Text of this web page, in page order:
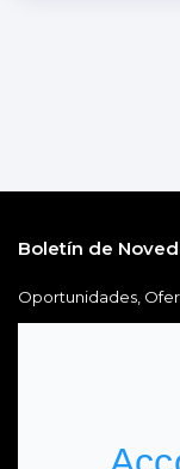
Boletín de
Oportunidades,